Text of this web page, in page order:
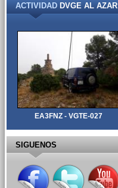
ACTIVIDADDVGE AL AZAR
EA3FNZ - VGTE-027
SIGUENOS